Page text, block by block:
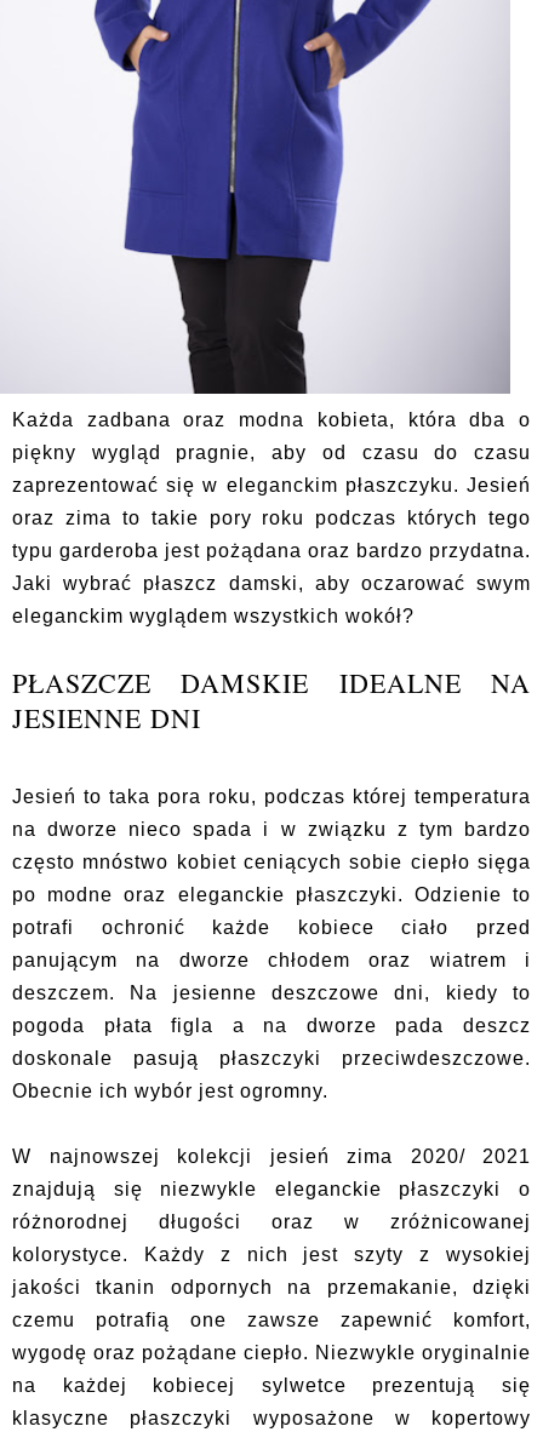
Każda zadbana oraz modna kobieta, która dba o
piękny wygląd pragnie, aby od czasu do czasu
zaprezentować się w eleganckim płaszczyku. Jesień
oraz zima to takie pory roku podczas których tego
typu garderoba jest pożądana oraz bardzo przydatna.
Jaki wybrać płaszcz damski, aby oczarować swym
eleganckim wyglądem wszystkich wokół?
PŁASZCZE DAMSKIE IDEALNE NA
JESIENNE DNI
Jesień to taka pora roku, podczas której temperatura
na dworze nieco spada i w związku z tym bardzo
często mnóstwo kobiet ceniących sobie ciepło sięga
po modne oraz eleganckie płaszczyki. Odzienie to
potrafi ochronić każde kobiece ciało przed
panującym na dworze chłodem oraz wiatrem i
deszczem. Na jesienne deszczowe dni, kiedy to
pogoda płata figla a na dworze pada deszcz
doskonale pasują płaszczyki przeciwdeszczowe.
Obecnie ich wybór jest ogromny.
W najnowszej kolekcji jesień zima 2020/ 2021
znajdują się niezwykle eleganckie płaszczyki o
różnorodnej długości oraz w zróżnicowanej
kolorystyce. Każdy z nich jest szyty z wysokiej
jakości tkanin odpornych na przemakanie, dzięki
czemu potrafią one zawsze zapewnić komfort,
wygodę oraz pożądane ciepło. Niezwykle oryginalnie
na każdej kobiecej sylwetce prezentują się
klasyczne płaszczyki wyposażone w kopertowy